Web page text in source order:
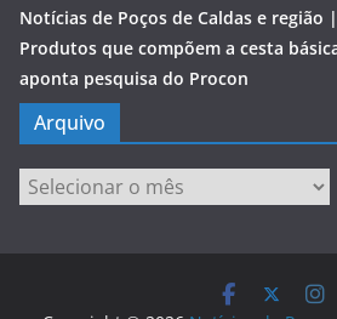
Notícias de Poços de Caldas e região
Produtos que compõem a cesta
aponta pesquisa do Procon
Arquivo
Arquivo